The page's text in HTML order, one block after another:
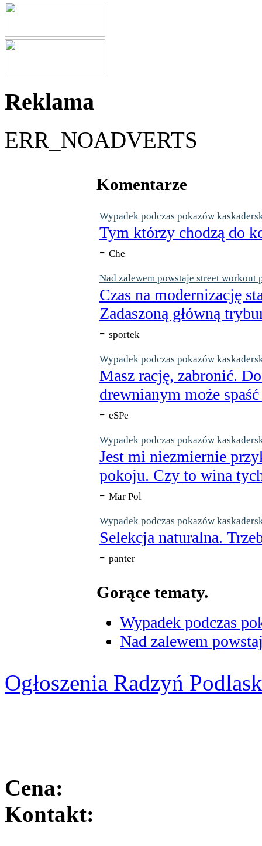
Reklama
ERR_NOADVERTS
Komentarze
Wypadek podczas pokazów
Tym którzy chodzą do
- Che
Nad zalewem powstaje street workout
Czas na modernizację
Zadaszoną główną
- sportek
Wypadek podczas pokazów
Masz rację, zabronić.
drewnianym może
- eSPe
Wypadek podczas pokazów
Jest mi niezmiernie
pokoju. Czy to wina
- Mar Pol
Wypadek podczas pokazów
Selekcja naturalna.
- panter
Gorące tematy.
Wypadek podczas
Nad zalewem
Ogłoszenia Radzyń
Cena:
Kontakt: